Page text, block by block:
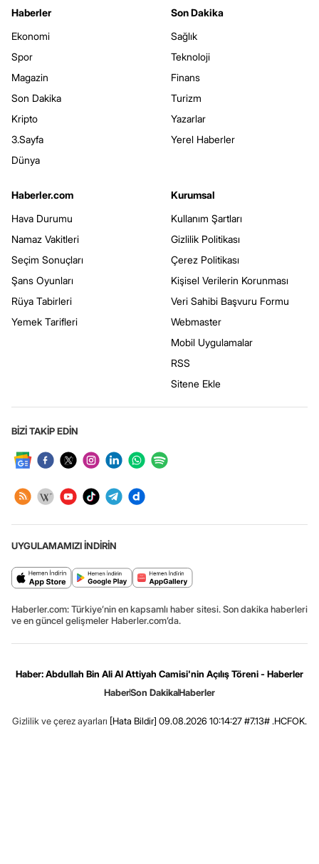
Haberler
Ekonomi
Spor
Magazin
Son Dakika
Kripto
3.Sayfa
Dünya
Son Dakika
Sağlık
Teknoloji
Finans
Turizm
Yazarlar
Yerel Haberler
Haberler.com
Hava Durumu
Namaz Vakitleri
Seçim Sonuçları
Şans Oyunları
Rüya Tabirleri
Yemek Tarifleri
Kurumsal
Kullanım Şartları
Gizlilik Politikası
Çerez Politikası
Kişisel Verilerin Korunması
Veri Sahibi Başvuru Formu
Webmaster
Mobil Uygulamalar
RSS
Sitene Ekle
BİZİ TAKİP EDİN
UYGULAMAMIZI İNDİRİN
Haberler.com: Türkiye’nin en kapsamlı haber sitesi. Son dakika haberleri
ve en güncel gelişmeler Haberler.com’da.
Haber: Abdullah Bin Ali Al Attiyah Camisi'nin Açılış Töreni - Haberler
HaberSon DakikaHaberler
Gizlilik ve çerez ayarları [Hata Bildir] 09.08.2026 10:14:27 #7.13# .HCFOK.